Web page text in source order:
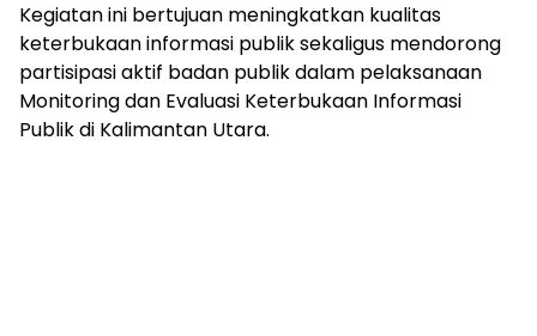
Kegiatan ini bertujuan meningkatkan kualitas
keterbukaan informasi publik sekaligus mendorong
partisipasi aktif badan publik dalam pelaksanaan
Monitoring dan Evaluasi Keterbukaan Informasi
Publik di Kalimantan Utara.